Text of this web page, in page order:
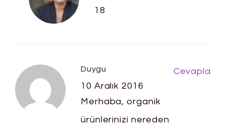
18
Duygu
10 Aralık 2016
Merhaba, organik
ürünlerinizi nereden
Cevapla